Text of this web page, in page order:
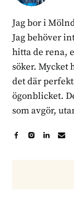
Jag bor i
Jag behöver
hitta de rena,
söker.
det där
ögonblicket.
som avgör,